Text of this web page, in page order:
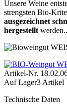
Unsere Weine
strengsten
ausgezeichnet
hergestellt werden..
Artikel-Nr.
Auf Lager3 Artikel
Technische Daten